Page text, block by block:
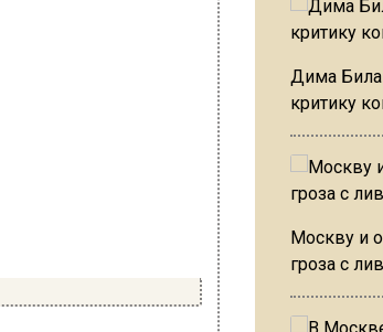
Дима
критику
Москву и
гроза с